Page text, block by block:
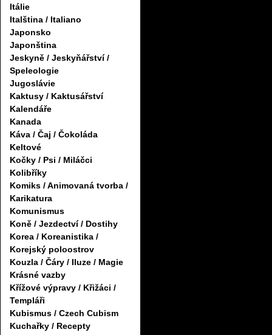
Itálie
Italština / Italiano
Japonsko
Japonština
Jeskyně / Jeskyňářství /
Speleologie
Jugoslávie
Kaktusy / Kaktusářství
Kalendáře
Kanada
Káva / Čaj / Čokoláda
Keltové
Kočky / Psi / Miláčci
Kolibříky
Komiks / Animovaná tvorba /
Karikatura
Komunismus
Koně / Jezdectví / Dostihy
Korea / Koreanistika /
Korejský poloostrov
Kouzla / Čáry / Iluze / Magie
Krásné vazby
Křížové výpravy / Křižáci /
Templáři
Kubismus / Czech Cubism
Kuchařky / Recepty